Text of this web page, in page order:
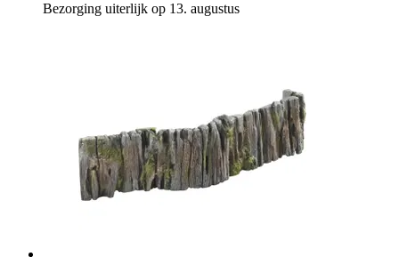
Bezorging uiterlijk op 13. augustus